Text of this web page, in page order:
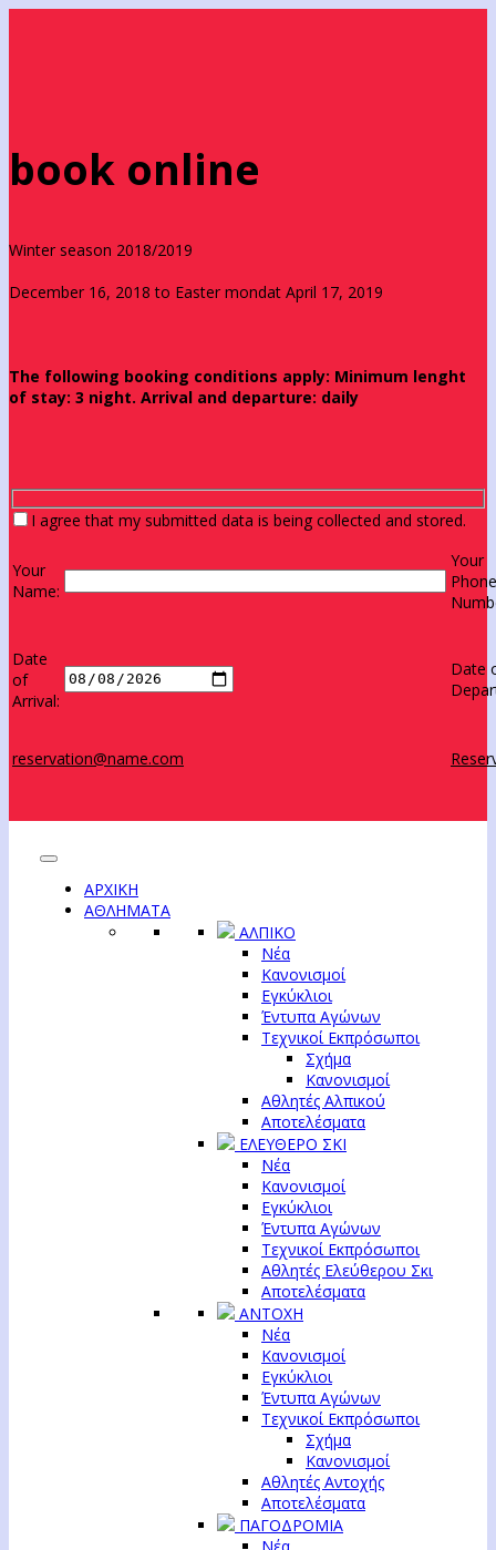
book online
Winter season 2018/2019
December 16, 2018 to Easter mondat April 17, 2019
The following booking conditions apply: Minimum lenght
of stay: 3 night. Arrival and departure: daily
I agree that my submitted data is being collected and stored.
Your
Name:
Your
Phone
Date
of
Arrival:
Date
reservation@name.com
ΑΡΧΙΚΗ
ΑΘΛΗΜΑΤΑ
ΑΛΠΙΚΟ
Νέα
Κανονισμοί
Εγκύκλιοι
Έντυπα Αγώνων
Τεχνικοί Εκπρόσωποι
Σχήμα
Κανονισμοί
Αθλητές Αλπικού
Αποτελέσματα
ΕΛΕΥΘΕΡΟ ΣΚΙ
Νέα
Κανονισμοί
Εγκύκλιοι
Έντυπα Αγώνων
Τεχνικοί Εκπρόσωποι
Αθλητές Ελεύθερου Σκι
Αποτελέσματα
ΑΝΤΟΧΗ
Νέα
Κανονισμοί
Εγκύκλιοι
Έντυπα Αγώνων
Τεχνικοί Εκπρόσωποι
Σχήμα
Κανονισμοί
Αθλητές Αντοχής
Αποτελέσματα
ΠΑΓΟΔΡΟΜΙΑ